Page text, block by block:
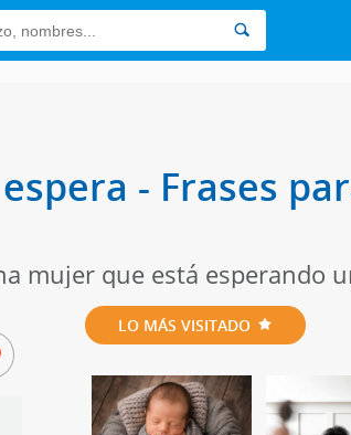
- Frases
mujer que está esperando
LO MÁS VISITADO